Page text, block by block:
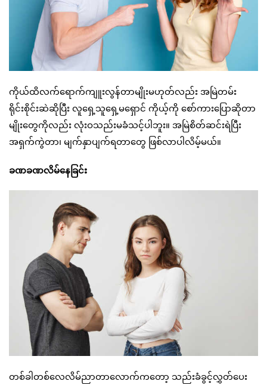
ကိုယ်ထိလက်ရောက်ကျူးလွန်တာမျိုးမဟုတ်လည်း အမြဲတမ်း
ရိုင်းစိုင်းဆဲဆိုပြီး လူရှေ့သူရှေ့မရှောင် ကိုယ့်ကို စော်ကားပြောဆိုတာ
မျိုးတွေကိုလည်း လုံးဝသည်းမခံသင့်ပါဘူး။ အမြဲစိတ်ဆင်းရဲပြီး
အရှက်ကွဲတာ၊ မျက်နှာပျက်ရတာတွေ ဖြစ်လာပါလိမ့်မယ်။
ခဏခဏလိမ်နေခြင်း
တစ်ခါတစ်လေလိမ်ညာတာလောက်ကတော့ သည်းခံခွင့်လွှတ်ပေး